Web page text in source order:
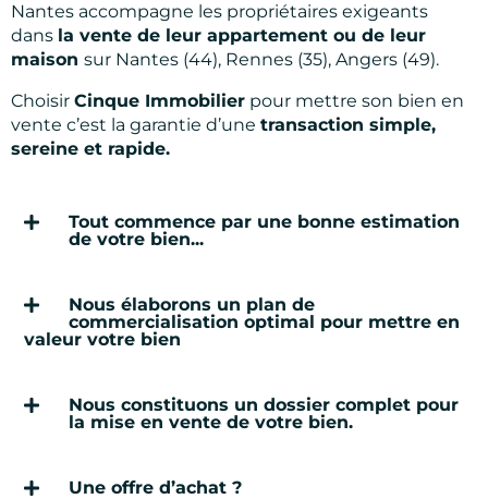
Nantes accompagne les propriétaires exigeants
dans la vente de leur appartement ou de leur
maison sur Nantes (44), Rennes (35), Angers (49).
Choisir Cinque Immobilier pour mettre son bien en
vente c’est la garantie d’une transaction simple,
sereine et rapide.
Tout commence par une bonne estimation
de votre bien...
Nous élaborons un plan de
commercialisation optimal pour mettre en
valeur votre bien
Nous constituons un dossier complet pour
la mise en vente de votre bien.
Une offre d’achat ?